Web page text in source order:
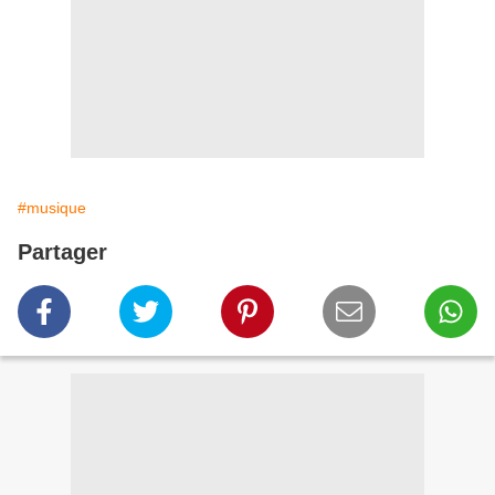
#musique
Partager